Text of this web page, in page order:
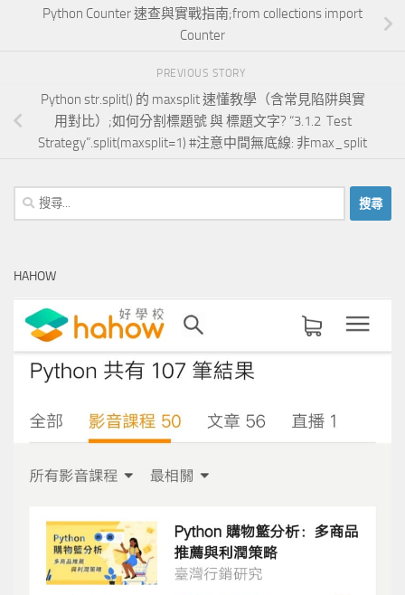
Python Counter 速查與實戰指南;from collections import
Counter
PREVIOUS STORY
Python str.split() 的 maxsplit 速懂教學（含常見陷阱與實
用對比）;如何分割標題號 與 標題文字? “3.1.2 Test
Strategy”.split(maxsplit=1) #注意中間無底線: 非max_split
搜
尋
字:
HAHOW